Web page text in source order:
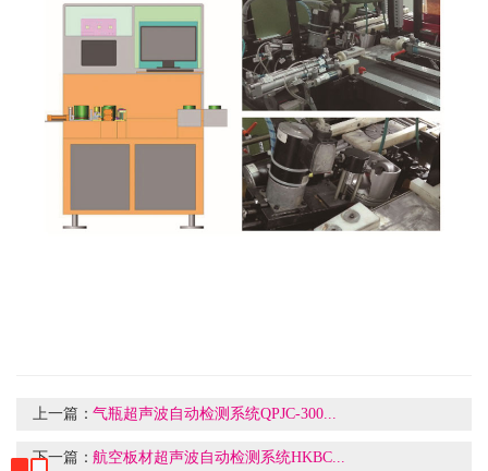
上一篇：气瓶超声波自动检测系统QPJC-300...
下一篇：航空板材超声波自动检测系统HKBC...